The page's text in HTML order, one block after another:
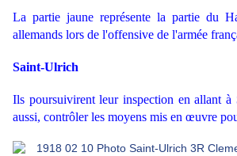
La partie jaune représente la partie du
allemands lors de l'offensive de l'armée
Saint-Ulrich
Ils poursuivirent leur inspection en allant à
aussi, contrôler les moyens mis en œuvre